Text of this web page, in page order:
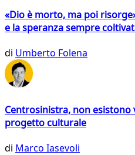
«Dio è morto, ma poi
e la speranza sempre
di Umberto Folena
Centrosinistra, non esistono
progetto culturale
di Marco Iasevoli